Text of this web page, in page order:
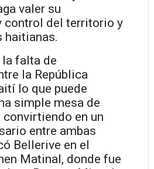
valer su
control del territorio y
haitianas.
la falta de
la República
lo que puede
simple mesa de
en un
entre ambas
Bellerive en el
Matinal, donde fue